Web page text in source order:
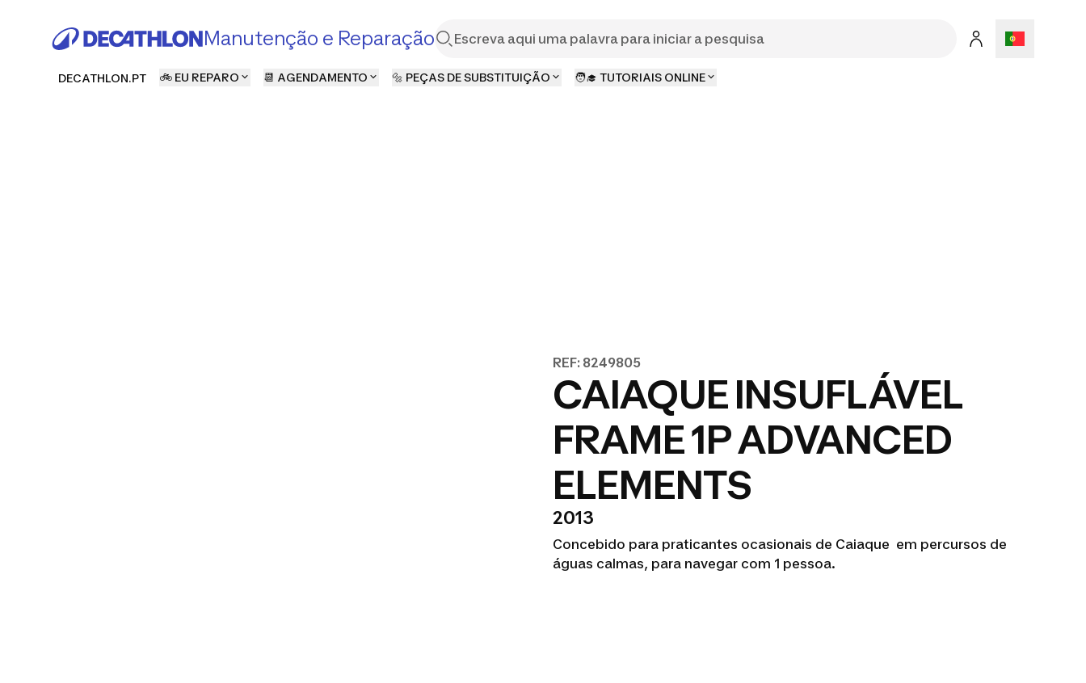
Manutenção e Reparação
DECATHLON.PT 🚲 EU REPARO 📆 AGENDAMENTO 🔩 PEÇAS DE SUBSTITUIÇÃO 🧑‍🎓 TUTORIAIS ONLINE
REF: 8249805
CAIAQUE INSUFLÁVEL
FRAME 1P ADVANCED
ELEMENTS
2013
Concebido para praticantes ocasionais de Caiaque em percursos de
águas calmas, para navegar com 1 pessoa.